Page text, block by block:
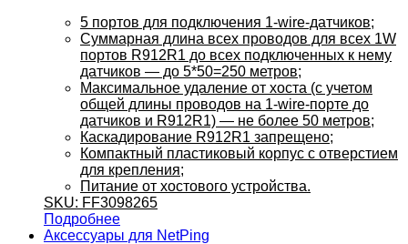
5 портов для подключения 1-wire-датчиков;
Суммарная длина всех проводов для всех 1W
портов R912R1 до всех подключенных к нему
датчиков — до 5*50=250 метров;
Максимальное удаление от хоста (с учетом
общей длины проводов на 1-wire-порте до
датчиков и R912R1) — не более 50 метров;
Каскадирование R912R1 запрещено;
Компактный пластиковый корпус с отверстием
для крепления;
Питание от хостового устройства.
SKU: FF3098265
Подробнее
Аксессуары для NetPing